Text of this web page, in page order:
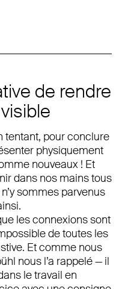
de rendre
tentant, pour conclure
physiquement
nouveaux ! Et
dans nos mains tous
sommes parvenus
les connexions sont
de toutes les
Et comme nous
nous l’a rappelé — il
le travail en